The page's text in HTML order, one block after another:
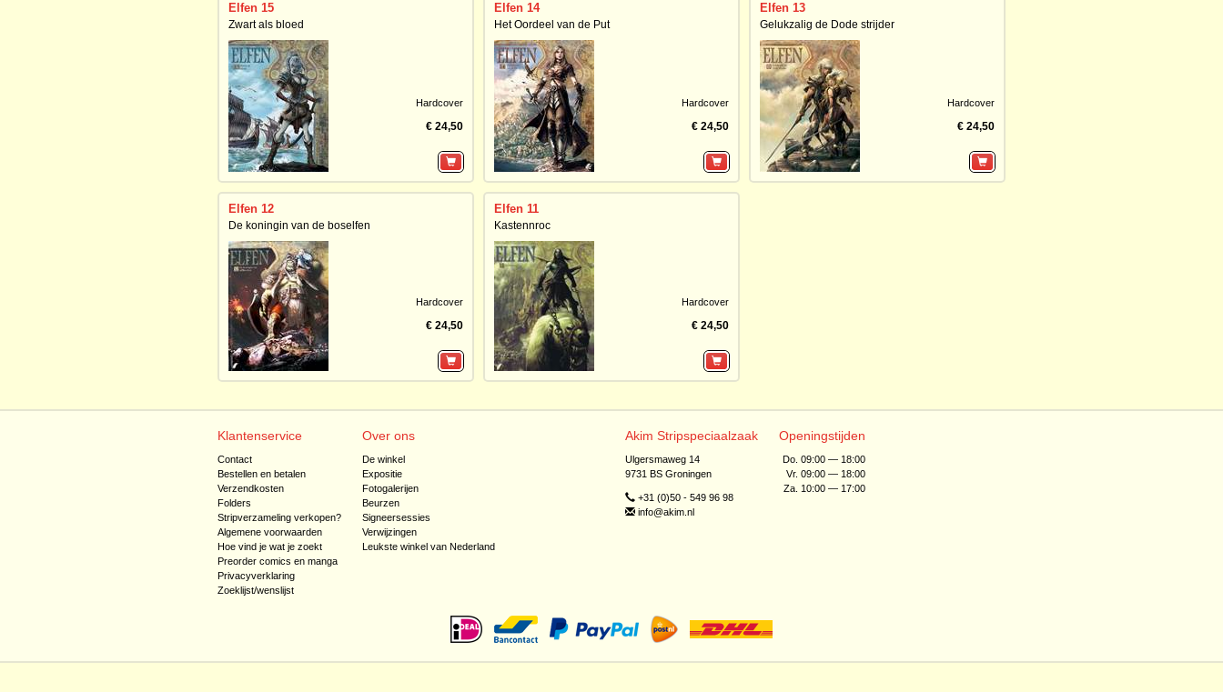
Elfen 15
Zwart als bloed
Hardcover
€ 24,50
Elfen 14
Het Oordeel van de Put
Hardcover
€ 24,50
Elfen 13
Gelukzalig de Dode strijder
Hardcover
€ 24,50
Elfen 12
De koningin van de boselfen
Hardcover
€ 24,50
Elfen 11
Kastennroc
Hardcover
€ 24,50
Klantenservice
Contact
Bestellen en betalen
Verzendkosten
Folders
Stripverzameling verkopen?
Algemene voorwaarden
Hoe vind je wat je zoekt
Preorder comics en manga
Privacyverklaring
Zoeklijst/wenslijst
Over ons
De winkel
Expositie
Fotogalerijen
Beurzen
Signeersessies
Verwijzingen
Leukste winkel van Nederland
Akim Stripspeciaalzaak
Ulgersmaweg 14
9731 BS Groningen
+31 (0)50 - 549 96 98
info@akim.nl
Openingstijden
Do. 09:00 — 18:00
Vr. 09:00 — 18:00
Za. 10:00 — 17:00